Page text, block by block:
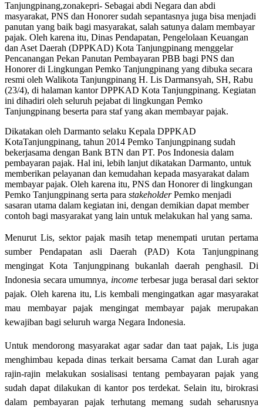
Tanjungpinang,zonakepri- Sebagai abdi Negara dan abdi
masyarakat, PNS dan Honorer sudah sepantasnya juga bisa menjadi
panutan yang baik bagi masyarakat, salah satunya dalam membayar
pajak. Oleh karena itu, Dinas Pendapatan, Pengelolaan Keuangan
dan Aset Daerah (DPPKAD) Kota Tanjungpinang menggelar
Pencanangan Pekan Panutan Pembayaran PBB bagi PNS dan
Honorer di Lingkungan Pemko Tanjungpinang yang dibuka secara
resmi oleh Walikota Tanjungpinang H. Lis Darmansyah, SH, Rabu
(23/4), di halaman kantor DPPKAD Kota Tanjungpinang. Kegiatan
ini dihadiri oleh seluruh pejabat di lingkungan Pemko
Tanjungpinang beserta para staf yang akan membayar pajak.
Dikatakan oleh Darmanto selaku Kepala DPPKAD
KotaTanjungpinang, tahun 2014 Pemko Tanjungpinang sudah
bekerjasama dengan Bank BTN dan PT. Pos Indonesia dalam
pembayaran pajak. Hal ini, lebih lanjut dikatakan Darmanto, untuk
memberikan pelayanan dan kemudahan kepada masyarakat dalam
membayar pajak. Oleh karena itu, PNS dan Honorer di lingkungan
Pemko Tanjungpinang serta para stakeholderPemko menjadi
sasaran utama dalam kegiatan ini, dengan demikian dapat member
contoh bagi masyarakat yang lain untuk melakukan hal yang sama.
Menurut Lis, sektor pajak masih tetap menempati urutan pertama
sumber Pendapatan asli Daerah (PAD) Kota Tanjungpinang
mengingat Kota Tanjungpinang bukanlah daerah penghasil. Di
Indonesia secara umumnya, incometerbesar juga berasal dari sektor
pajak. Oleh karena itu, Lis kembali mengingatkan agar masyarakat
mau membayar pajak mengingat membayar pajak merupakan
kewajiban bagi seluruh warga Negara Indonesia.
Untuk mendorong masyarakat agar sadar dan taat pajak, Lis juga
menghimbau kepada dinas terkait bersama Camat dan Lurah agar
rajin-rajin melakukan sosialisasi tentang pembayaran pajak yang
sudah dapat dilakukan di kantor pos terdekat. Selain itu, birokrasi
dalam pembayaran pajak terhutang memang sudah seharusnya